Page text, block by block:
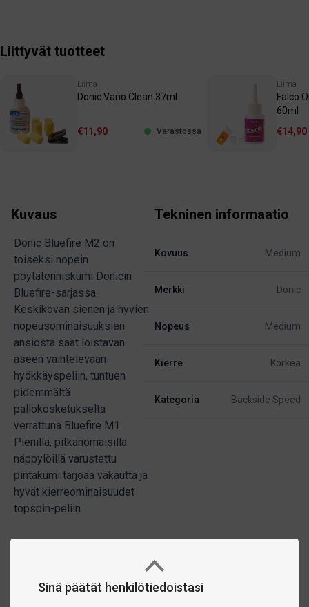
Sinä päätät henkilötiedoistasi
Liittyvät tuotteet
Liima
Donic Vario Clean 37ml
€11,90 Varastossa
Liima
Falco
60ml
€14,90
Kuvaus
Donic Bluefire M2 on
toiseksi nopein
pöytätenniskumi Donicin
Bluefire-sarjassa.
Keskikovan sienen ja hyvien
nopeusominaisuuksien
ansiosta saat loistavan
aseen vaihtelevaan
hyökkäyspeliin, tuntuen
pidemmältä
pallokosketukselta
verrattuna Bluefire M1.
Pienillä, pitkänomaisilla
näppylöillä varustettu
pintakumi tarjoaa vakautta ja
hyvät kierreominaisuudet
topspin-peliin.
Tekninen informaatio
Kovuus Medium
Merkki Donic
Nopeus Medium
Kierre Korkea
Kategoria Backside Speed